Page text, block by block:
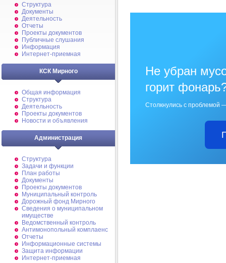
Структура
Документы
Деятельность
Отчеты
Проекты документов
Публичные слушания
Информация
Интернет-приемная
КСК Мирного
Общая информация
Структура
Деятельность
Проекты документов
Новости и объявления
Администрация
Структура
Задачи и функции
План работы
Документы
Проекты документов
Муниципальный контроль
Дорожный фонд Мирного
Cведения о муниципальном
имуществе
Ведомственный контроль
Антимонопольный комплаенс
Отчеты
Информационные системы
Защита информации
Интернет-приемная
Не убран
горит
Столкнулись с проблемой